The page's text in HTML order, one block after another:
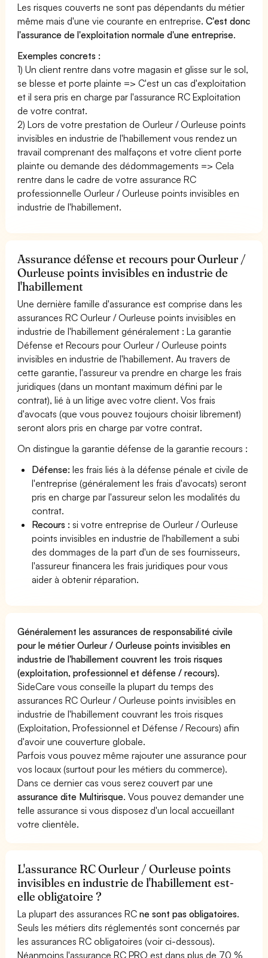
Les risques couverts ne sont pas dépendants du métier
même mais d'une vie courante en entreprise.C'est donc
l'assurance de l'exploitation normale d'une entreprise.
Exemples concrets :
1) Un client rentre dans votre magasin et glisse sur le sol,
se blesse et porte plainte => C'est un cas d'exploitation
et il sera pris en charge par l'assurance RC Exploitation
de votre contrat.
2) Lors de votre prestation de Ourleur / Ourleuse points
invisibles en industrie de l'habillement vous rendez un
travail comprenant des malfaçons et votre client porte
plainte ou demande des dédommagements => Cela
rentre dans le cadre de votre assurance RC
professionnelle Ourleur / Ourleuse points invisibles en
industrie de l'habillement.
Assurance défense et recours pour Ourleur /
Ourleuse points invisibles en industrie de
l'habillement
Une dernière famille d'assurance est comprise dans les
assurances RC Ourleur / Ourleuse points invisibles en
industrie de l'habillement généralement : La garantie
Défense et Recours pour Ourleur / Ourleuse points
invisibles en industrie de l'habillement. Au travers de
cette garantie, l'assureur va prendre en charge les frais
juridiques (dans un montant maximum défini par le
contrat), lié à un litige avec votre client. Vos frais
d'avocats (que vous pouvez toujours choisir librement)
seront alors pris en charge par votre contrat.
On distingue la garantie défense de la garantie recours :
Défense: les frais liés à la défense pénale et civile de
l'entreprise (généralement les frais d'avocats) seront
pris en charge par l'assureur selon les modalités du
contrat.
Recours : si votre entreprise de Ourleur / Ourleuse
points invisibles en industrie de l'habillement a subi
des dommages de la part d'un de ses fournisseurs,
l'assureur financera les frais juridiques pour vous
aider à obtenir réparation.
Généralement les assurances de responsabilité civile
pour le métier Ourleur / Ourleuse points invisibles en
industrie de l'habillement couvrent les trois risques
(exploitation, professionnel et défense / recours).
SideCare vous conseille la plupart du temps des
assurances RC Ourleur / Ourleuse points invisibles en
industrie de l'habillement couvrant les trois risques
(Exploitation, Professionnel et Défense / Recours) afin
d'avoir une couverture globale.
Parfois vous pouvez même rajouter une assurance pour
vos locaux (surtout pour les métiers du commerce).
Dans ce dernier cas vous serez couvert par une
assurance dite Multirisque. Vous pouvez demander une
telle assurance si vous disposez d'un local accueillant
votre clientèle.
L'assurance RC Ourleur / Ourleuse points
invisibles en industrie de l'habillement est-
elle obligatoire ?
La plupart des assurances RCne sont pas obligatoires.
Seuls les métiers dits réglementés sont concernés par
les assurances RC obligatoires (voir ci-dessous).
Néanmoins l'assurance RC PRO est dans plus de 70 %